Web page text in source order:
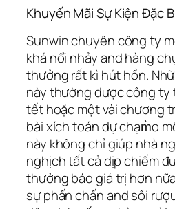
Khuyến Mãi Sự Kiện Đặc
Sunwin chuyên công ty
khá nổi nhảy and hàng
thưởng rất kì hút hồn.
này thường được công ty
tết hoặc một vài chương
bài xích toán dự chạm̀o
này không chỉ giúp nhà
nghịch tất cả dịp chiếm
thưởng báo giá trị hơn
sự phấn chấn and sôi